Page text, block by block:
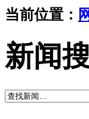
当前位置：
新闻